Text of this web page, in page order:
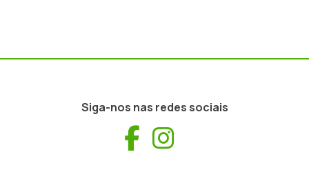
Siga-nos nas redes sociais
Facebook